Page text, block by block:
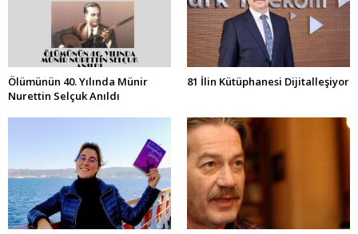
Ölümünün 40. Yılında Münir
Nurettin Selçuk Anıldı
81 İlin Kütüphanesi Dijitalleşiyor